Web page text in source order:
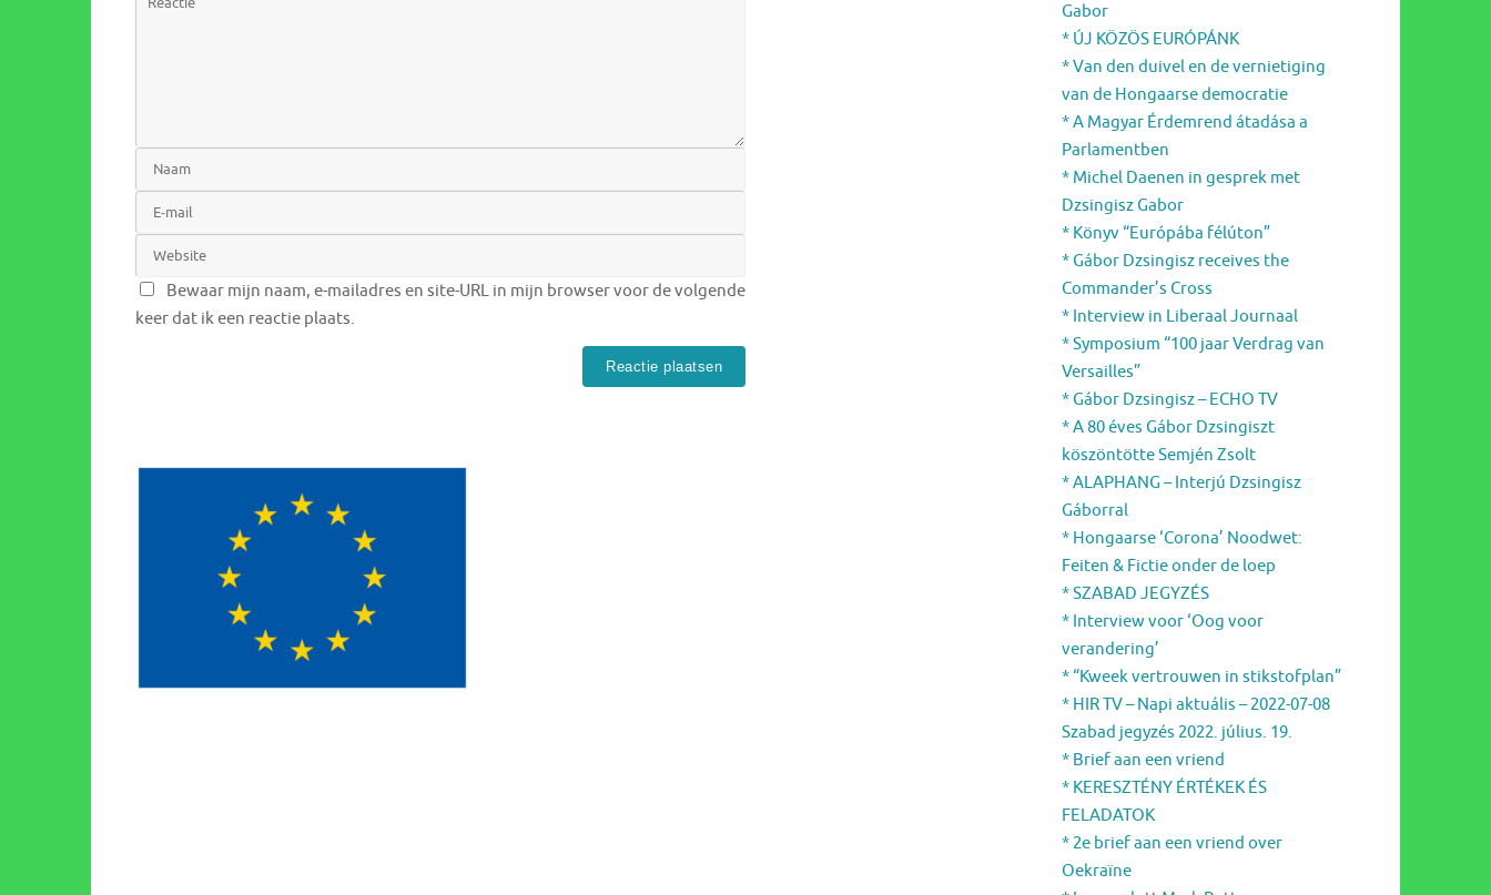
Bewaar mijn naam, e-mailadres en site-URL in mijn browser voor de volgende
keer dat ik een reactie plaats.
Gabor
* ÚJ KÖZÖS EURÓPÁNK
* Van den duivel en de vernietiging
van de Hongaarse democratie
* A Magyar Érdemrend átadása a
Parlamentben
* Michel Daenen in gesprek met
Dzsingisz Gabor
* Könyv “Európába félúton”
* Gábor Dzsingisz receives the
Commander’s Cross
* Interview in Liberaal Journaal
* Symposium “100 jaar Verdrag van
Versailles”
* Gábor Dzsingisz – ECHO TV
* A 80 éves Gábor Dzsingiszt
köszöntötte Semjén Zsolt
* ALAPHANG – Interjú Dzsingisz
Gáborral
* Hongaarse ‘Corona’ Noodwet:
Feiten & Fictie onder de loep
* SZABAD JEGYZÉS
* Interview voor ‘Oog voor
verandering’
* “Kweek vertrouwen in stikstofplan”
* HIR TV – Napi aktuális – 2022-07-08
Szabad jegyzés 2022. július. 19.
* Brief aan een vriend
* KERESZTÉNY ÉRTÉKEK ÉS
FELADATOK
* 2e brief aan een vriend over
Oekraïne